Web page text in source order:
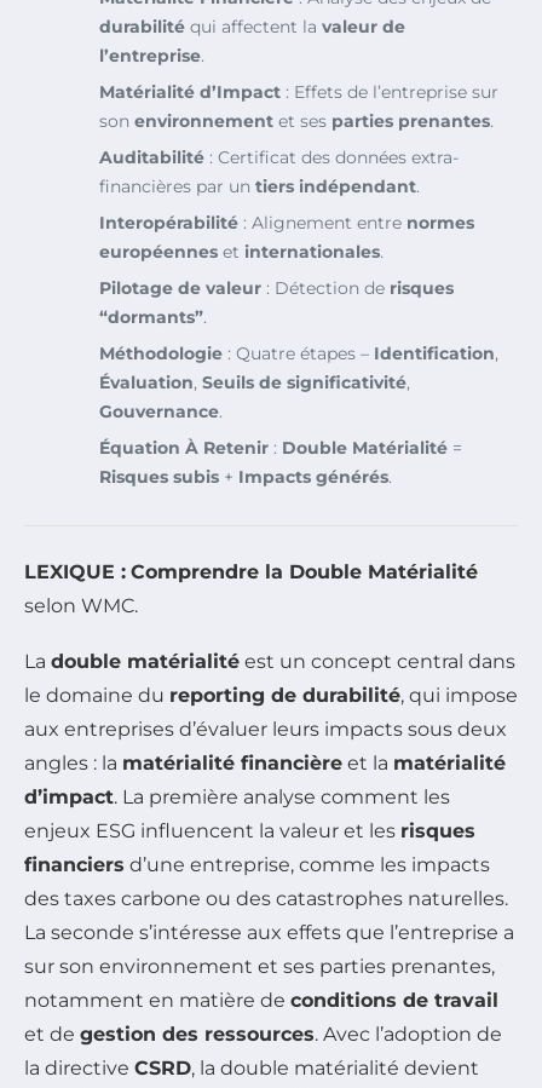
durabilité qui affectent la valeur de
l’entreprise.
Matérialité d’Impact : Effets de l’entreprise sur
son environnement et ses parties prenantes.
Auditabilité : Certificat des données extra-
financières par un tiers indépendant.
Interopérabilité : Alignement entre normes
européennes et internationales.
Pilotage de valeur : Détection de risques
“dormants”.
Méthodologie : Quatre étapes – Identification,
Évaluation, Seuils de significativité,
Gouvernance.
Équation À Retenir : Double Matérialité =
Risques subis + Impacts générés.
LEXIQUE : Comprendre la Double Matérialité
selon WMC.
La double matérialité est un concept central dans
le domaine du reporting de durabilité, qui impose
aux entreprises d’évaluer leurs impacts sous deux
angles : la matérialité financière et la matérialité
d’impact. La première analyse comment les
enjeux ESG influencent la valeur et les risques
financiers d’une entreprise, comme les impacts
des taxes carbone ou des catastrophes naturelles.
La seconde s’intéresse aux effets que l’entreprise a
sur son environnement et ses parties prenantes,
notamment en matière de conditions de travail
et de gestion des ressources. Avec l’adoption de
la directive CSRD, la double matérialité devient